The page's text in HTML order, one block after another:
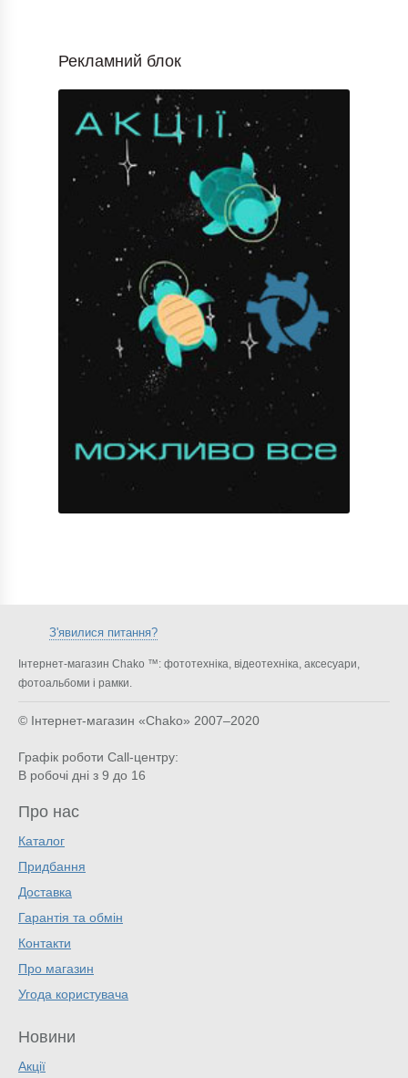
Рекламний блок
З'явилися питання?
Інтернет-магазин Chako ™: фототехніка, відеотехніка, аксесуари,
фотоальбоми і рамки.
© Інтернет-магазин «Chako» 2007–2020
Графік роботи Call-центру:
В робочі дні з 9 до 16
Про нас
Каталог
Придбання
Доставка
Гарантія та обмін
Контакти
Про магазин
Угода користувача
Новини
Акції